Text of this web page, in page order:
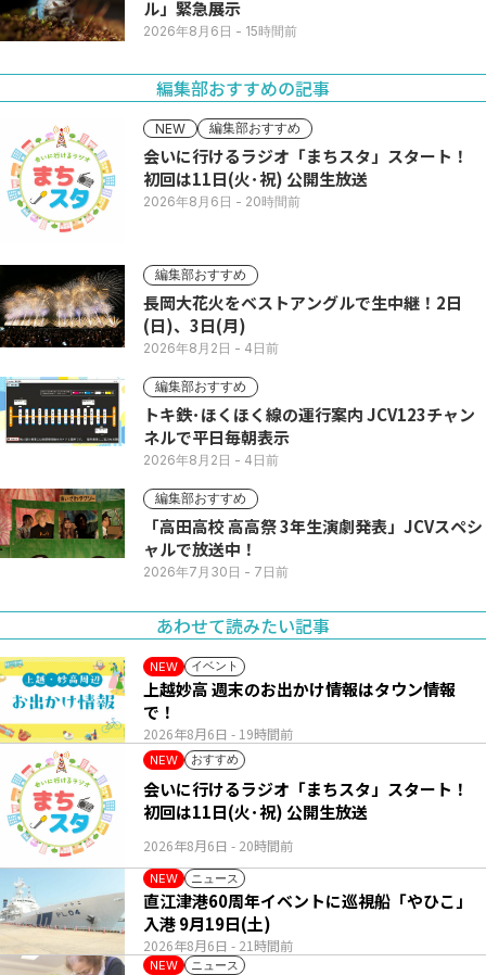
ル」緊急展示
2026年8月6日 - 15時間前
編集部おすすめの記事
NEW 編集部おすすめ
会いに行けるラジオ「まちスタ」スタート！
初回は11日(火･祝) 公開生放送
2026年8月6日 - 20時間前
編集部おすすめ
長岡大花火をベストアングルで生中継！2日
(日)、3日(月)
2026年8月2日 - 4日前
編集部おすすめ
トキ鉄･ほくほく線の運行案内 JCV123チャン
ネルで平日毎朝表示
2026年8月2日 - 4日前
編集部おすすめ
「高田高校 高高祭 3年生演劇発表」JCVスペシ
ャルで放送中！
2026年7月30日 - 7日前
あわせて読みたい記事
NEW イベント
2026年8月6日 - 19時間前
上越妙高 週末のお出かけ情報はタウン情報
で！
NEW おすすめ
2026年8月6日 - 20時間前
会いに行けるラジオ「まちスタ」スタート！
初回は11日(火･祝) 公開生放送
NEW ニュース
2026年8月6日 - 21時間前
直江津港60周年イベントに巡視船「やひこ」
入港 9月19日(土)
NEW ニュース